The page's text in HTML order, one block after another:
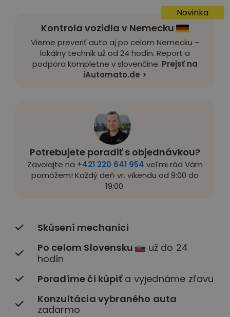
Potrebujete poradiť s objednávkou?
Zavolajte na +421 220 641 954 veľmi rád Vám
pomôžem! Každý deň vr. víkendu od 9:00 do
19:00.
Skúsení mechanici
Po celom Slovensku
už do 24
hodín
Poradíme či kúpiťa vyjednáme zľavu
Konzultácia vybraného auta
zadarmo
Novinka
Kontrola vozidla v Nemecku
Vieme preveriť auto aj po celom Nemecku –
lokálny technik už od 24 hodín. Report a
podpora kompletne v slovenčine. Prejsť na
iAutomato.de >